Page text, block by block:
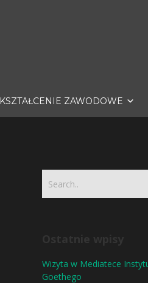
KSZTAŁCENIE ZAWODOWE
Wizyta w Mediatece
Goethego